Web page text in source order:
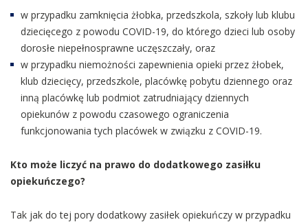
w przypadku zamknięcia żłobka, przedszkola, szkoły lub klubu
dziecięcego z powodu COVID-19, do którego dzieci lub osoby
dorosłe niepełnosprawne uczęszczały, oraz
w przypadku niemożności zapewnienia opieki przez żłobek,
klub dziecięcy, przedszkole, placówkę pobytu dziennego oraz
inną placówkę lub podmiot zatrudniający dziennych
opiekunów z powodu czasowego ograniczenia
funkcjonowania tych placówek w związku z COVID-19.
Kto może liczyć na prawo do dodatkowego zasiłku
opiekuńczego?
Tak jak do tej pory dodatkowy zasiłek opiekuńczy w przypadku